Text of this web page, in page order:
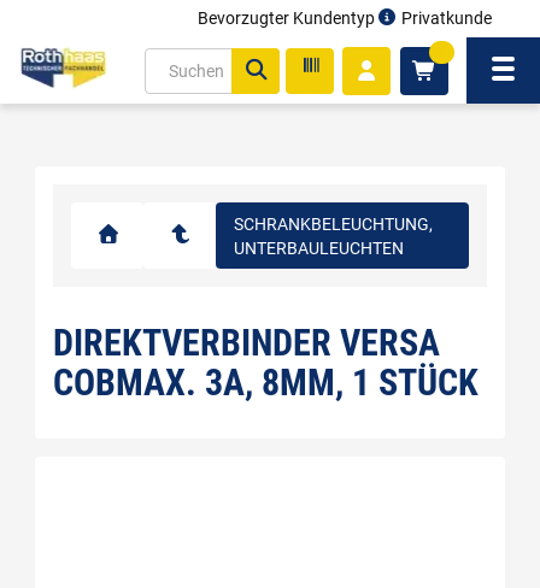
Bevorzugter Kundentyp Privatkunde
SCHRANKBELEUCHTUNG,
UNTERBAULEUCHTEN
DIREKTVERBINDER VERSA
COBMAX. 3A, 8MM, 1 STÜCK